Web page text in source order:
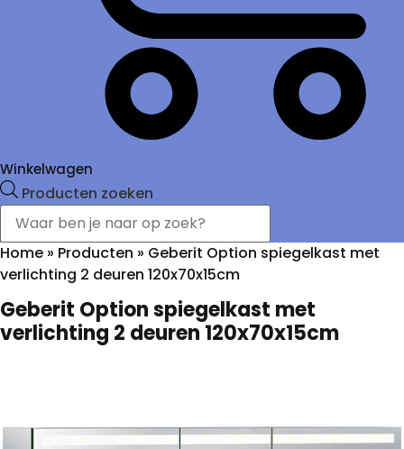
Winkelwagen
Producten zoeken
Home » Producten » Geberit Option spiegelkast met
verlichting 2 deuren 120x70x15cm
Geberit Option spiegelkast met
verlichting 2 deuren 120x70x15cm